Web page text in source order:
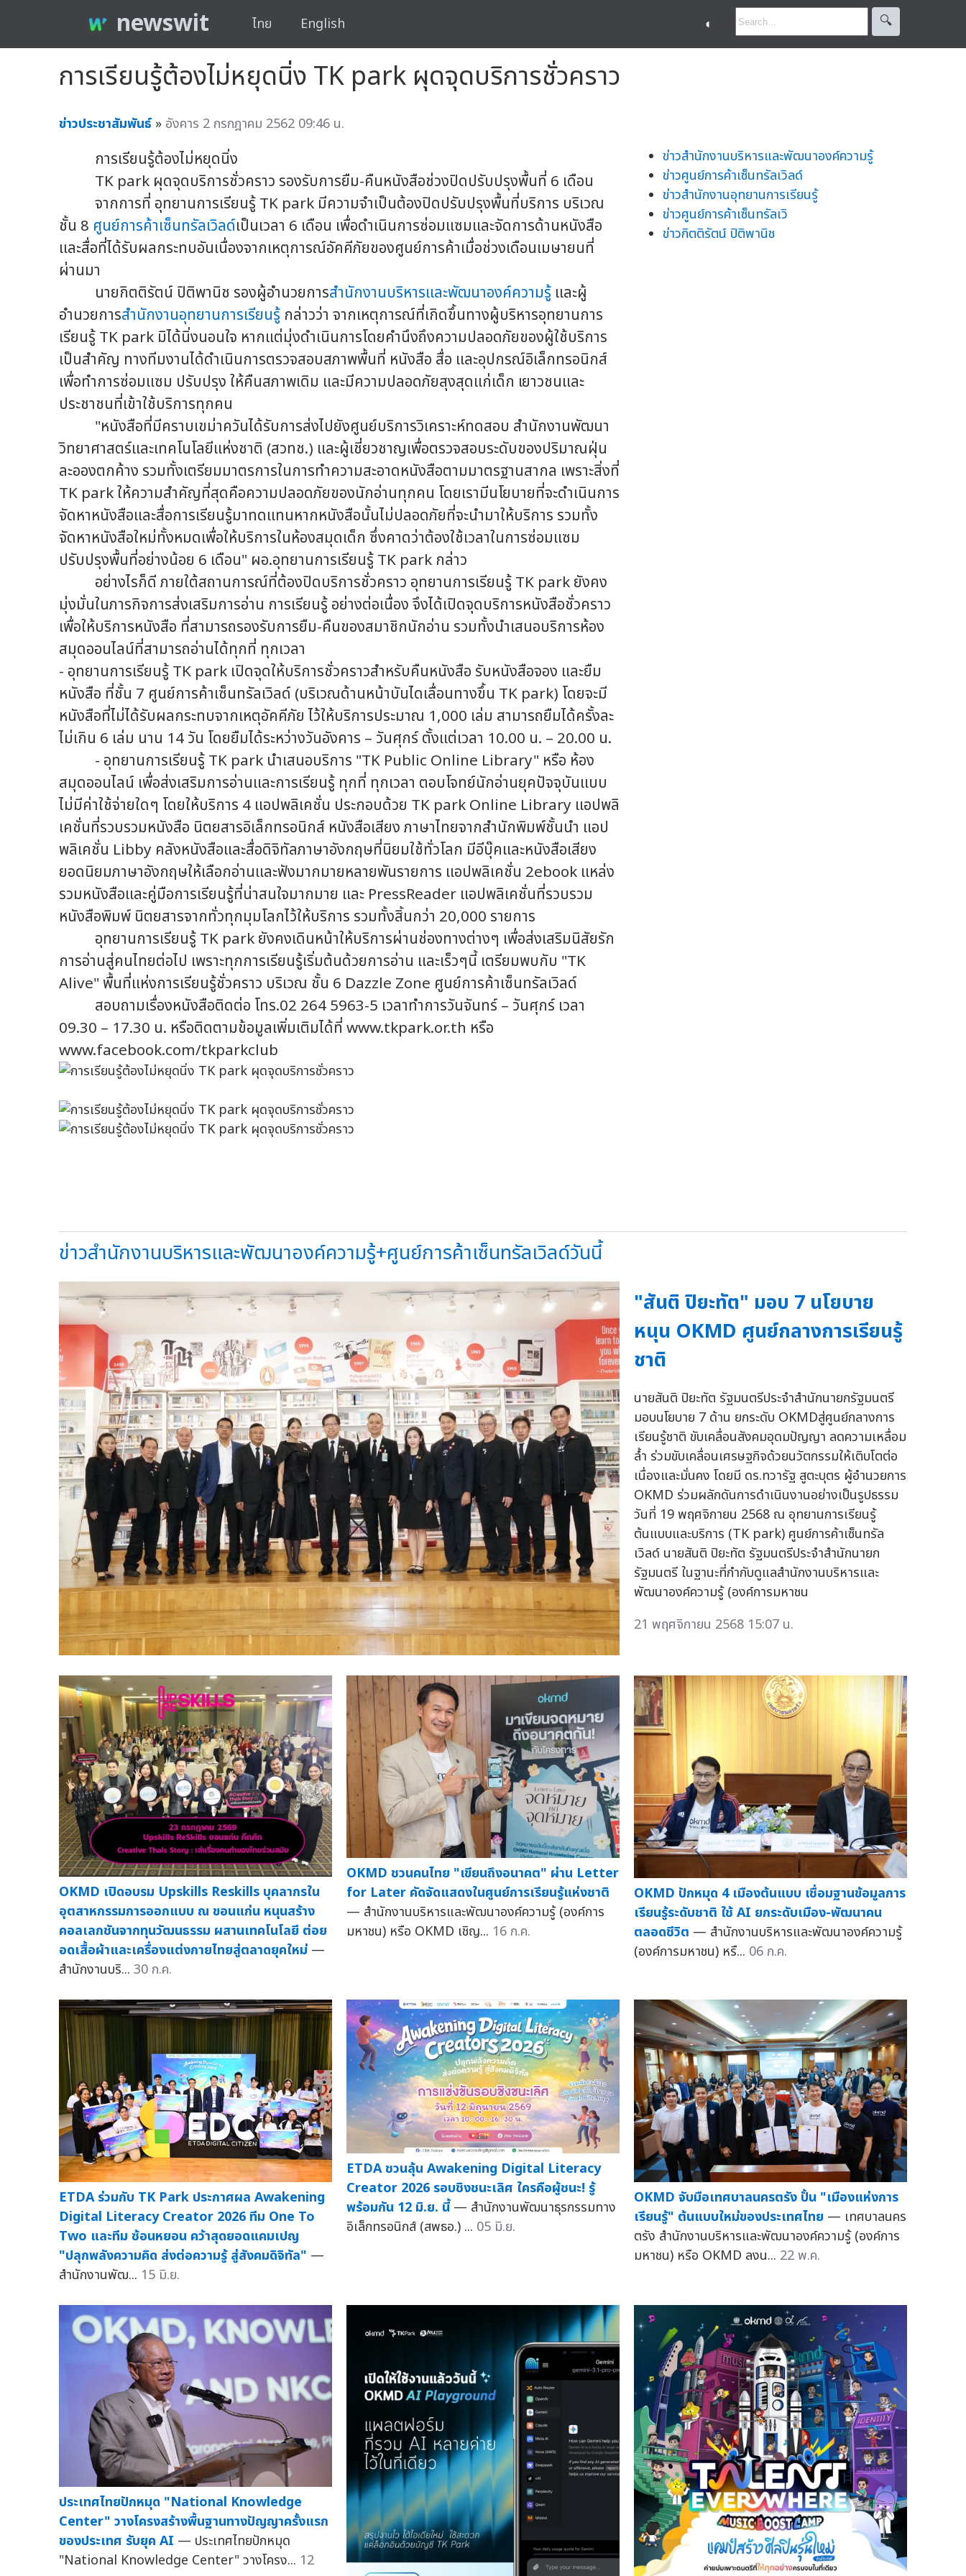
newswit ไทย English ◐ 🔍︎
การเรียนรู้ต้องไม่หยุดนิ่ง TK park ผุดจุดบริการชั่วคราว
ข่าวประชาสัมพันธ์ » อังคาร 2 กรกฎาคม 2562 09:46 น.
การเรียนรู้ต้องไม่หยุดนิ่ง
TK park ผุดจุดบริการชั่วคราว รองรับการยืม-คืนหนังสือช่วงปิดปรับปรุงพื้นที่ 6 เดือน
จากการที่ อุทยานการเรียนรู้ TK park มีความจำเป็นต้องปิดปรับปรุงพื้นที่บริการ บริเวณ
ชั้น 8 ศูนย์การค้าเซ็นทรัลเวิลด์เป็นเวลา 6 เดือน เพื่อดำเนินการซ่อมแซมและจัดการด้านหนังสือ
และสื่อที่ได้รับผลกระทบอันเนื่องจากเหตุการณ์อัคคีภัยของศูนย์การค้าเมื่อช่วงเดือนเมษายนที่
ผ่านมา
นายกิตติรัตน์ ปิติพานิช รองผู้อำนวยการสำนักงานบริหารและพัฒนาองค์ความรู้ และผู้
อำนวยการสำนักงานอุทยานการเรียนรู้ กล่าวว่า จากเหตุการณ์ที่เกิดขึ้นทางผู้บริหารอุทยานการ
เรียนรู้ TK park มิได้นิ่งนอนใจ หากแต่มุ่งดำเนินการโดยคำนึงถึงความปลอดภัยของผู้ใช้บริการ
เป็นสำคัญ ทางทีมงานได้ดำเนินการตรวจสอบสภาพพื้นที่ หนังสือ สื่อ และอุปกรณ์อิเล็กทรอนิกส์
เพื่อทำการซ่อมแซม ปรับปรุง ให้คืนสภาพเดิม และมีความปลอดภัยสุงสุดแก่เด็ก เยาวชนและ
ประชาชนที่เข้าใช้บริการทุกคน
"หนังสือที่มีคราบเขม่าควันได้รับการส่งไปยังศูนย์บริการวิเคราะห์ทดสอบ สำนักงานพัฒนา
วิทยาศาสตร์และเทคโนโลยีแห่งชาติ (สวทช.) และผู้เชี่ยวชาญเพื่อตรวจสอบระดับของปริมาณฝุ่น
ละอองตกค้าง รวมทั้งเตรียมมาตรการในการทำความสะอาดหนังสือตามมาตรฐานสากล เพราะสิ่งที่
TK park ให้ความสำคัญที่สุดคือความปลอดภัยของนักอ่านทุกคน โดยเรามีนโยบายที่จะดำเนินการ
จัดหาหนังสือและสื่อการเรียนรู้มาทดแทนหากหนังสือนั้นไม่ปลอดภัยที่จะนำมาให้บริการ รวมทั้ง
จัดหาหนังสือใหม่ทั้งหมดเพื่อให้บริการในห้องสมุดเด็ก ซึ่งคาดว่าต้องใช้เวลาในการซ่อมแซม
ปรับปรุงพื้นที่อย่างน้อย 6 เดือน" ผอ.อุทยานการเรียนรู้ TK park กล่าว
อย่างไรก็ดี ภายใต้สถานการณ์ที่ต้องปิดบริการชั่วคราว อุทยานการเรียนรู้ TK park ยังคง
มุ่งมั่นในภารกิจการส่งเสริมการอ่าน การเรียนรู้ อย่างต่อเนื่อง จึงได้เปิดจุดบริการหนังสือชั่วคราว
เพื่อให้บริการหนังสือ ที่สามารถรองรับการยืม-คืนของสมาชิกนักอ่าน รวมทั้งนำเสนอบริการห้อง
สมุดออนไลน์ที่สามารถอ่านได้ทุกที่ ทุกเวลา
- อุทยานการเรียนรู้ TK park เปิดจุดให้บริการชั่วคราวสำหรับคืนหนังสือ รับหนังสือจอง และยืม
หนังสือ ที่ชั้น 7 ศูนย์การค้าเซ็นทรัลเวิลด์ (บริเวณด้านหน้าบันไดเลื่อนทางขึ้น TK park) โดยจะมี
หนังสือที่ไม่ได้รับผลกระทบจากเหตุอัคคีภัย ไว้ให้บริการประมาณ 1,000 เล่ม สามารถยืมได้ครั้งละ
ไม่เกิน 6 เล่ม นาน 14 วัน โดยยืมได้ระหว่างวันอังคาร – วันศุกร์ ตั้งแต่เวลา 10.00 น. – 20.00 น.
- อุทยานการเรียนรู้ TK park นำเสนอบริการ "TK Public Online Library" หรือ ห้อง
สมุดออนไลน์ เพื่อส่งเสริมการอ่านและการเรียนรู้ ทุกที่ ทุกเวลา ตอบโจทย์นักอ่านยุคปัจจุบันแบบ
ไม่มีค่าใช้จ่ายใดๆ โดยให้บริการ 4 แอปพลิเคชั่น ประกอบด้วย TK park Online Library แอปพลิ
เคชั่นที่รวบรวมหนังสือ นิตยสารอิเล็กทรอนิกส์ หนังสือเสียง ภาษาไทยจากสำนักพิมพ์ชั้นนำ แอป
พลิเคชั่น Libby คลังหนังสือและสื่อดิจิทัลภาษาอังกฤษที่นิยมใช้ทั่วโลก มีอีบุ๊คและหนังสือเสียง
ยอดนิยมภาษาอังกฤษให้เลือกอ่านและฟังมากมายหลายพันรายการ แอปพลิเคชั่น 2ebook แหล่ง
รวมหนังสือและคู่มือการเรียนรู้ที่น่าสนใจมากมาย และ PressReader แอปพลิเคชั่นที่รวบรวม
หนังสือพิมพ์ นิตยสารจากทั่วทุกมุมโลกไว้ให้บริการ รวมทั้งสิ้นกว่า 20,000 รายการ
อุทยานการเรียนรู้ TK park ยังคงเดินหน้าให้บริการผ่านช่องทางต่างๆ เพื่อส่งเสริมนิสัยรัก
การอ่านสู่คนไทยต่อไป เพราะทุกการเรียนรู้เริ่มต้นด้วยการอ่าน และเร็วๆนี้ เตรียมพบกับ "TK
Alive" พื้นที่แห่งการเรียนรู้ชั่วคราว บริเวณ ชั้น 6 Dazzle Zone ศูนย์การค้าเซ็นทรัลเวิลด์
สอบถามเรื่องหนังสือติดต่อ โทร.02 264 5963-5 เวลาทำการวันจันทร์ – วันศุกร์ เวลา
09.30 – 17.30 น. หรือติดตามข้อมูลเพิ่มเติมได้ที่ www.tkpark.or.th หรือ
www.facebook.com/tkparkclub
ข่าวสำนักงานบริหารและพัฒนาองค์ความรู้
ข่าวศูนย์การค้าเซ็นทรัลเวิลด์
ข่าวสำนักงานอุทยานการเรียนรู้
ข่าวศูนย์การค้าเซ็นทรัลเวิ
ข่าวกิตติรัตน์ ปิติพานิช
ข่าวสำนักงานบริหารและพัฒนาองค์ความรู้+ศูนย์การค้าเซ็นทรัลเวิลด์วันนี้
"สันติ ปิยะทัต" มอบ 7 นโยบาย
หนุน OKMD ศูนย์กลางการเรียนรู้
ชาติ
นายสันติ ปิยะทัต รัฐมนตรีประจำสำนักนายกรัฐมนตรี
มอบนโยบาย 7 ด้าน ยกระดับ OKMDสู่ศูนย์กลางการ
เรียนรู้ชาติ ขับเคลื่อนสังคมอุดมปัญญา ลดความเหลื่อม
ล้ำ ร่วมขับเคลื่อนเศรษฐกิจด้วยนวัตกรรมให้เติบโตต่อ
เนื่องและมั่นคง โดยมี ดร.ทวารัฐ สูตะบุตร ผู้อำนวยการ
OKMD ร่วมผลักดันการดำเนินงานอย่างเป็นรูปธรรม
วันที่ 19 พฤศจิกายน 2568 ณ อุทยานการเรียนรู้
ต้นแบบและบริการ (TK park) ศูนย์การค้าเซ็นทรัล
เวิลด์ นายสันติ ปิยะทัต รัฐมนตรีประจำสำนักนายก
รัฐมนตรี ในฐานะที่กำกับดูแลสำนักงานบริหารและ
พัฒนาองค์ความรู้ (องค์การมหาชน
21 พฤศจิกายน 2568 15:07 น.
OKMD เปิดอบรม Upskills Reskills บุคลากรใน
อุตสาหกรรมการออกแบบ ณ ขอนแก่น หนุนสร้าง
คอลเลกชันจากทุนวัฒนธรรม ผสานเทคโนโลยี ต่อย
อดเสื้อผ้าและเครื่องแต่งกายไทยสู่ตลาดยุคใหม่ —
สำนักงานบริ... 30 ก.ค.
OKMD ชวนคนไทย "เขียนถึงอนาคต" ผ่าน Letter
for Later คัดจัดแสดงในศูนย์การเรียนรู้แห่งชาติ
— สำนักงานบริหารและพัฒนาองค์ความรู้ (องค์การ
มหาชน) หรือ OKMD เชิญ... 16 ก.ค.
OKMD ปักหมุด 4 เมืองต้นแบบ เชื่อมฐานข้อมูลการ
เรียนรู้ระดับชาติ ใช้ AI ยกระดับเมือง-พัฒนาคน
ตลอดชีวิต — สำนักงานบริหารและพัฒนาองค์ความรู้
(องค์การมหาชน) หรื... 06 ก.ค.
ETDA ร่วมกับ TK Park ประกาศผล Awakening
Digital Literacy Creator 2026 ทีม One To
Two และทีม ซ้อนหยอน คว้าสุดยอดแคมเปญ
"ปลุกพลังความคิด ส่งต่อความรู้ สู่สังคมดิจิทัล" —
สำนักงานพัฒ... 15 มิ.ย.
ETDA ชวนลุ้น Awakening Digital Literacy
Creator 2026 รอบชิงชนะเลิศ ใครคือผู้ชนะ! รู้
พร้อมกัน 12 มิ.ย. นี้ — สำนักงานพัฒนาธุรกรรมทาง
อิเล็กทรอนิกส์ (สพธอ.) ... 05 มิ.ย.
OKMD จับมือเทศบาลนครตรัง ปั้น "เมืองแห่งการ
เรียนรู้" ต้นแบบใหม่ของประเทศไทย — เทศบาลนคร
ตรัง สำนักงานบริหารและพัฒนาองค์ความรู้ (องค์การ
มหาชน) หรือ OKMD ลงน... 22 พ.ค.
ประเทศไทยปักหมุด "National Knowledge
Center" วางโครงสร้างพื้นฐานทางปัญญาครั้งแรก
ของประเทศ รับยุค AI — ประเทศไทยปักหมุด
"National Knowledge Center" วางโครง... 12